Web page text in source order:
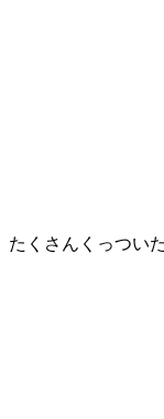
たくさんくっつい